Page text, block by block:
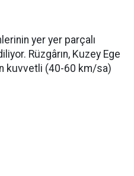
yer yer parçalı
Rüzgârın, Kuzey Ege
kuvvetli (40-60 km/sa)